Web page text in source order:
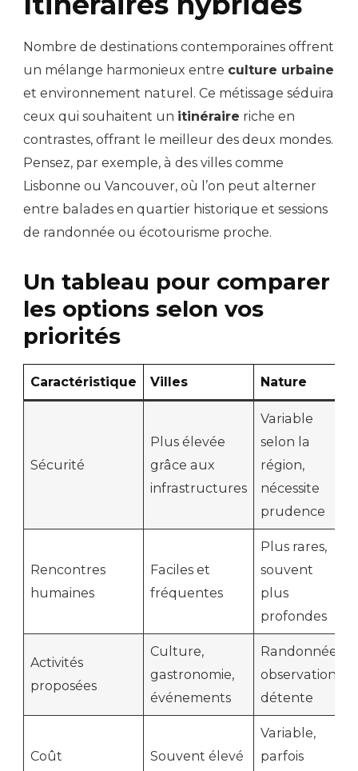
Nombre de destinations contemporaines offrent
un mélange harmonieux entre culture urbaine
et environnement naturel. Ce métissage séduira
ceux qui souhaitent un itinéraire riche en
contrastes, offrant le meilleur des deux mondes.
Pensez, par exemple, à des villes comme
Lisbonne ou Vancouver, où l’on peut alterner
entre balades en quartier historique et sessions
de randonnée ou écotourisme proche.
Un tableau pour comparer
les options selon vos
priorités
Caractéristique Villes Nature
Sécurité
Plus élevée
grâce aux
infrastructures
Variable
selon la
région,
nécessite
prudence
Rencontres
humaines
Faciles et
fréquentes
Plus rares,
souvent
plus
profondes
Activités
proposées
Culture,
gastronomie,
événements
Randonnée,
observation,
détente
Coût Souvent élevé
Variable,
parfois